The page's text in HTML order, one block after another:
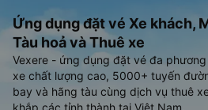
Ứng dụng đặt vé Xe khách,
Tàu hoả và Thuê xe
Vexere - ứng dụng đặt vé đa
xe chất lượng cao, 5000+ tuyến
bay và hãng tàu cùng dịch vụ thuê
khắp các tỉnh thành tại Việt Nam.